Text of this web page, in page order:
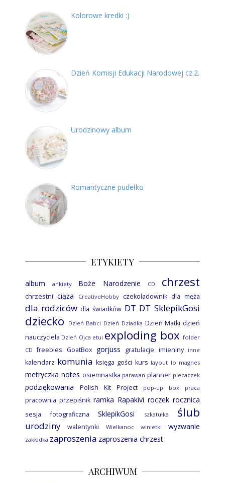
Kolorowe kredki :)
Dzień Komisji Edukacji Narodowej cz.2.
Urodzinowy album
Romantyczne pudełko
ETYKIETY
album ankiety Boże Narodzenie CD chrzest
chrzestni ciąża CreativeHobby czekoladownik dla męża
dla rodziców dla świadków DT DT SklepikGosi
dziecko Dzień Babci Dzień Dziadka Dzień Matki dzień
nauczyciela Dzień Ojca etui exploding box folder
CD
freebies GoatBox gorjuss gratulacje imieniny inne
kalendarz komunia księga gości kurs layout lo magnes
metryczka notes osiemnastka parawan planner plecaczek
podziękowania Polish Kit Project pop-up box praca
pracownia przepiśnik ramka Rapakivi roczek rocznica
sesja fotograficzna SklepikGosi szkatułka ślub
urodziny walentynki Wielkanoc winietki wyzwanie
zakładka zaproszenia zaproszenia chrzest
ARCHIWUM